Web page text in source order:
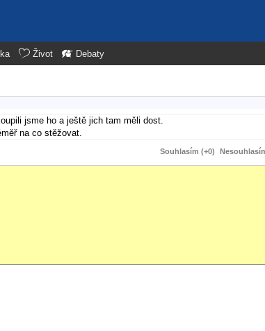
Život Debaty
jsme ho a ještě jich tam měli dost.
na co stěžovat.
Souhlasím (+0)